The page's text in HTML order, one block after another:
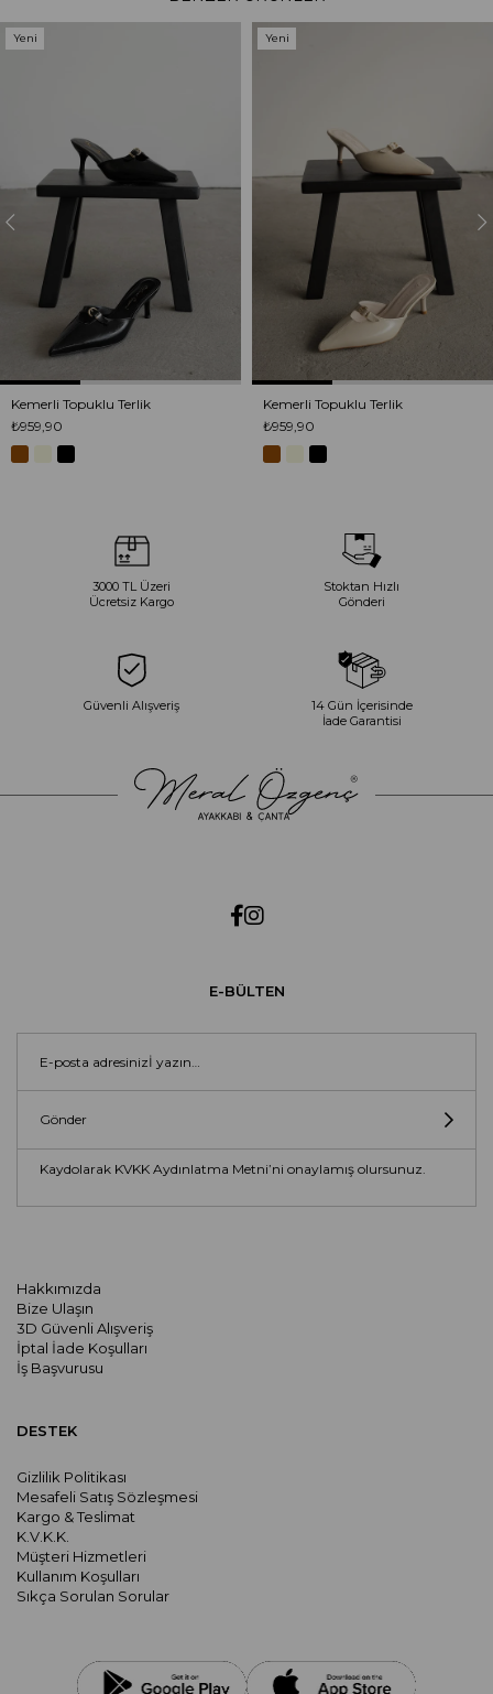
Kemerli Topuklu Terlik
₺959,90
Yeni
Kemerli Topuklu Terlik
₺959,90
Yeni
3000 TL Üzeri
Ücretsiz Kargo
Stoktan Hızlı
Gönderi
Güvenli Alışveriş
14 Gün İçerisinde
İade Garantisi
Hakkımızda
Bize Ulaşın
3D Güvenli Alışveriş
İptal İade Koşulları
İş Başvurusu
E-BÜLTEN
Gönder
Kaydolarak KVKK Aydınlatma Metni’ni onaylamış olursunuz.
DESTEK
Gizlilik Politikası
Mesafeli Satış Sözleşmesi
Kargo & Teslimat
K.V.K.K.
Müşteri Hizmetleri
Kullanım Koşulları
Sıkça Sorulan Sorular